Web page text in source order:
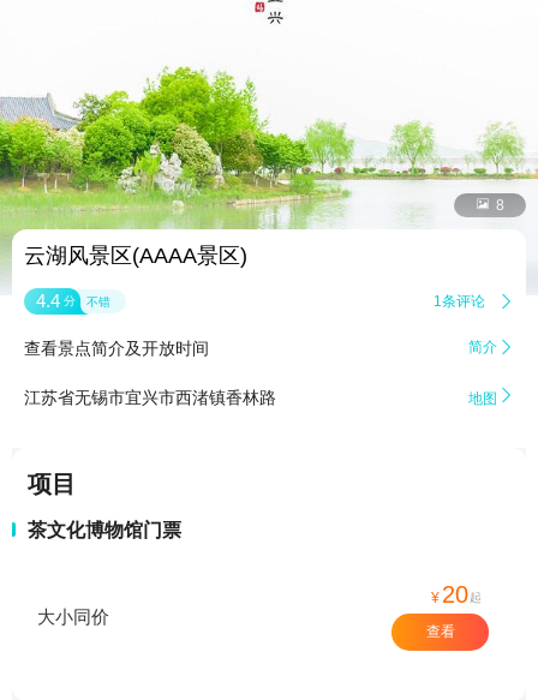
 8
云湖风景区(AAAA景区)
4.4 分 不错 1条评论 
查看景点简介及开放时间 简介 
江苏省无锡市宜兴市西渚镇香林路 地图 
项目
茶文化博物馆门票
大小同价
¥ 20起
查看